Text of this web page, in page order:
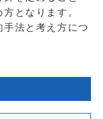
となります。
法と考え方につ